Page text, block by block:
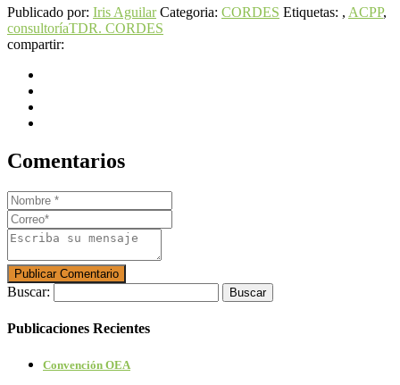
Publicado por: Iris Aguilar Categoria: CORDES Etiquetas: , ACPP,
consultoríaTDR. CORDES
compartir:
Comentarios
Buscar:
Publicaciones Recientes
Convención OEA